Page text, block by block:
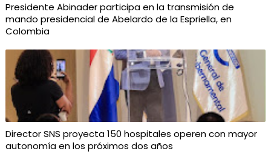
Presidente Abinader participa en la transmisión de
mando presidencial de Abelardo de la Espriella, en
Colombia
Director SNS proyecta 150 hospitales operen con mayor
autonomía en los próximos dos años